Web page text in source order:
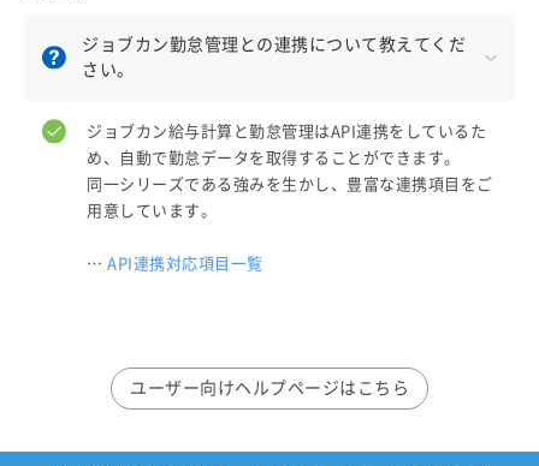
ジョブカン勤怠管理との連携について教えてくだ
さい。
ジョブカン給与計算と勤怠管理はAPI連携をしているた
め、自動で勤怠データを取得することができます。
同一シリーズである強みを生かし、豊富な連携項目をご
用意しています。
… API連携対応項目一覧
ユーザー向けヘルプページはこちら